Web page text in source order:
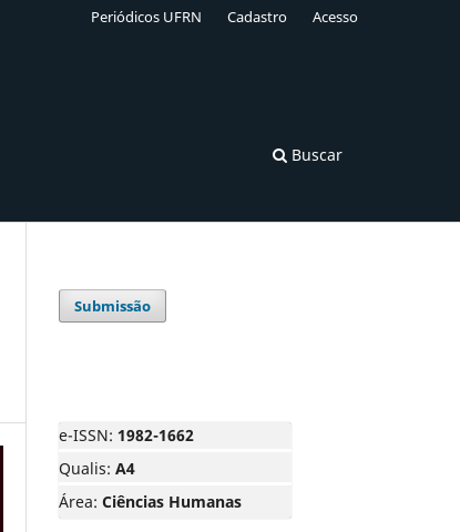
Buscar
Periódicos UFRN Cadastro Acesso
Submissão
e-ISSN: 1982-1662
Qualis: A4
Área: Ciências Humanas